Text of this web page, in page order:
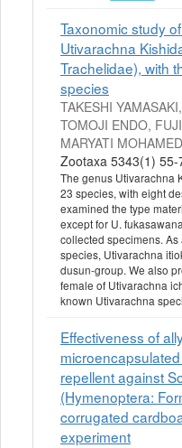
Taxonomic study
Utivarachna
Trachelidae), with
species
TAKESHI
TOMOJI ENDO,
MARYATI
Zootaxa 5343(1) 55-
The genus Utivarachna
23 species, with eight
examined the type
except for U.
collected specimens.
species, Utivarachna
dusun-group. We also
female of Utivarachna
known Utivarachna
Effectiveness of
repellent against
(Hymenoptera:
corrugated
experiment